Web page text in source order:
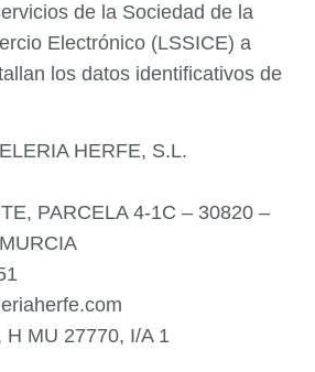
de la Sociedad de la
Electrónico (LSSICE) a
los datos identificativos de
HERFE, S.L.
PARCELA 4-1C – 30820 –
MU 27770, I/A 1